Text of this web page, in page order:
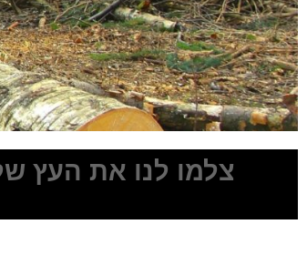
חייגו עכשיו !
צלמו לנו את העץ